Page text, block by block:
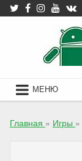
Skip
to
МЕНЮ
Главная » Игры »